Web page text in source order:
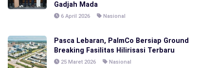
Gadjah Mada
6 April 2026 Nasional
Pasca Lebaran, PalmCo Bersiap Ground
Breaking Fasilitas Hilirisasi Terbaru
25 Maret 2026 Nasional